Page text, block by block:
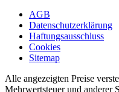
AGB
Datenschutzerklärung
Haftungsausschluss
Cookies
Sitemap
Alle angezeigten Preise
Mehrwertsteuer und anderer